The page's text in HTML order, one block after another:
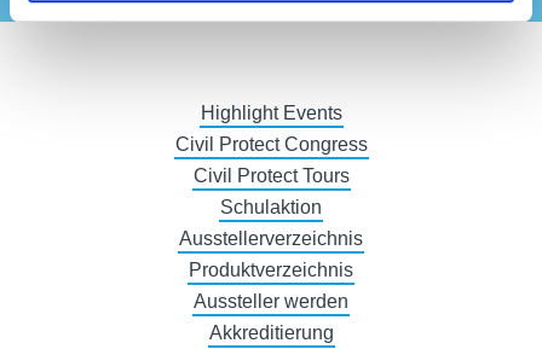
Highlight Events
Civil Protect Congress
Civil Protect Tours
Schulaktion
Ausstellerverzeichnis
Produktverzeichnis
Aussteller werden
Akkreditierung